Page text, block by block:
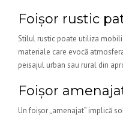
Foișor rustic
Stilul rustic poate utiliza
materiale care evocă
peisajul urban sau rural din
Foișor
Un foișor „amenajat” implică